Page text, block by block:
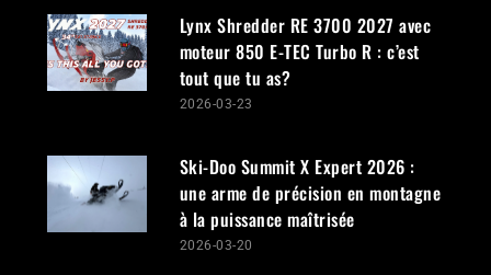
Lynx Shredder RE 3700 2027 avec
moteur 850 E-TEC Turbo R : c’est
tout que tu as?
2026-03-23
Ski-Doo Summit X Expert 2026 :
une arme de précision en montagne
à la puissance maîtrisée
2026-03-20